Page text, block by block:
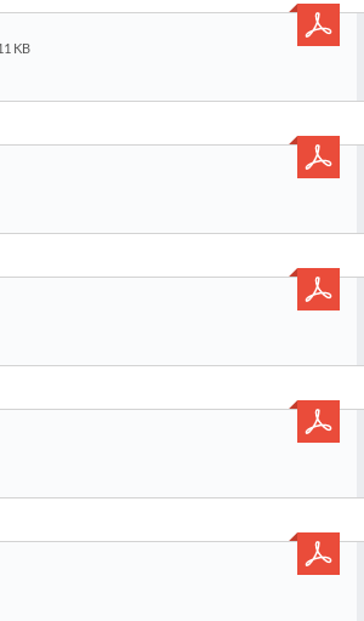
KB